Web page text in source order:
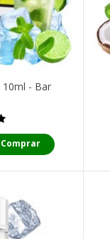
- Bar
Comprar